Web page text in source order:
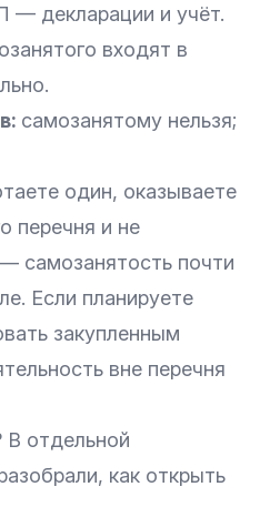
— декларации и учёт.
входят в
самозанятому нельзя;
один, оказываете
перечня и не
самозанятость почти
Если планируете
закупленным
вне перечня
отдельной
как открыть